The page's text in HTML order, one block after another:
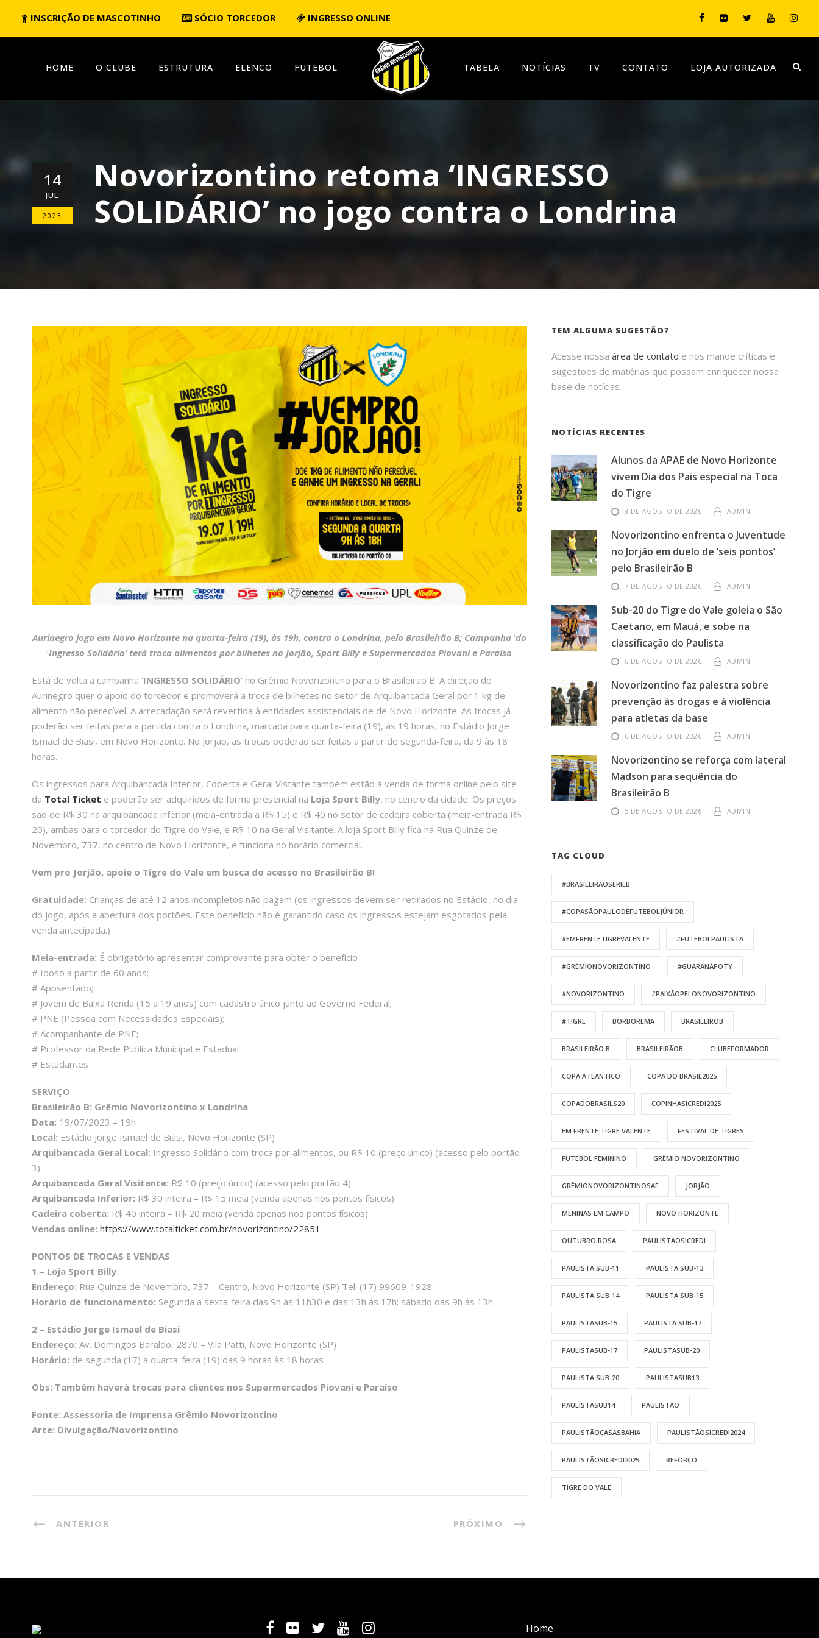
INSCRIÇÃO DE MASCOTINHO SÓCIO TORCEDOR INGRESSO ONLINE
HOME O CLUBE ESTRUTURA ELENCO FUTEBOL TABELA NOTÍCIAS TV CONTATO LOJA AUTORIZADA
14
JUL
2023
Novorizontino retoma ‘INGRESSO
SOLIDÁRIO’ no jogo contra o Londrina
Aurinegro joga em Novo Horizonte na quarta-feira (19), às 19h, contra o Londrina, pelo Brasileirão B; Campanha‘do
‘Ingresso Solidário’ terá troca alimentos por bilhetes no Jorjão, Sport Billy e Supermercados Piovani e Paraíso
Está de volta a campanha ‘INGRESSO SOLIDÁRIO’ no Grêmio Novorizontino para o Brasileirão B. A direção do
Aurinegro quer o apoio do torcedor e promoverá a troca de bilhetes no setor de Arquibancada Geral por 1 kg de
alimento não perecível. A arrecadação será revertida à entidades assistenciais de de Novo Horizonte. As trocas já
poderão ser feitas para a partida contra o Londrina, marcada para quarta-feira (19), às 19 horas, no Estádio Jorge
Ismael de Biasi, em Novo Horizonte. No Jorjão, as trocas poderão ser feitas a partir de segunda-feira, da 9 às 18
horas.
Os ingressos para Arquibancada Inferior, Coberta e Geral Vistante também estão à venda de forma online pelo site
da Total Ticket e poderão ser adquiridos de forma presencial na Loja Sport Billy, no centro da cidade. Os preços
são de R$ 30 na arquibancada inferior (meia-entrada a R$ 15) e R$ 40 no setor de cadeira coberta (meia-entrada R$
20), ambas para o torcedor do Tigre do Vale, e R$ 10 na Geral Visitante. A loja Sport Billy fica na Rua Quinze de
Novembro, 737, no centro de Novo Horizonte, e funciona no horário comercial.
Vem pro Jorjão, apoie o Tigre do Vale em busca do acesso no Brasileirão B!
Gratuidade: Crianças de até 12 anos incompletos não pagam (os ingressos devem ser retirados no Estádio, no dia
do jogo, após a abertura dos portões. Este benefício não é garantido caso os ingressos estejam esgotados pela
venda antecipada.)
Meia-entrada: É obrigatório apresentar comprovante para obter o benefício
# Idoso a partir de 60 anos;
# Aposentado;
# Jovem de Baixa Renda (15 a 19 anos) com cadastro único junto ao Governo Federal;
# PNE (Pessoa com Necessidades Especiais);
# Acompanhante de PNE;
# Professor da Rede Pública Municipal e Estadual
# Estudantes
SERVIÇO
Brasileirão B: Grêmio Novorizontino x Londrina
Data: 19/07/2023 – 19h
Local: Estádio Jorge Ismael de Biasi, Novo Horizonte (SP)
Arquibancada Geral Local: Ingresso Solidário com troca por alimentos, ou R$ 10 (preço único) (acesso pelo portão
3)
Arquibancada Geral Visitante: R$ 10 (preço único) (acesso pelo portão 4)
Arquibancada Inferior: R$ 30 inteira – R$ 15 meia (venda apenas nos pontos físicos)
Cadeira coberta: R$ 40 inteira – R$ 20 meia (venda apenas nos pontos físicos)
Vendas online: https://www.totalticket.com.br/novorizontino/22851
PONTOS DE TROCAS E VENDAS
1 – Loja Sport Billy
Endereço: Rua Quinze de Novembro, 737 – Centro, Novo Horizonte (SP) Tel: (17) 99609-1928
Horário de funcionamento: Segunda a sexta-feira das 9h às 11h30 e das 13h às 17h; sábado das 9h às 13h
2 – Estádio Jorge Ismael de Biasi
Endereço: Av. Domingos Baraldo, 2870 – Vila Patti, Novo Horizonte (SP)
Horário: de segunda (17) a quarta-feira (19) das 9 horas às 18 horas
Obs: Também haverá trocas para clientes nos Supermercados Piovani e Paraíso
Fonte: Assessoria de Imprensa Grêmio Novorizontino
Arte: Divulgação/Novorizontino
ANTERIOR PRÓXIMO
TEM ALGUMA SUGESTÃO?
Acesse nossaárea de contato e nos mande críticas e
sugestões de matérias que possam enriquecer nossa
base de notícias.
NOTÍCIAS RECENTES
Alunos da APAE de Novo Horizonte
vivem Dia dos Pais especial na Toca
do Tigre
8 DE AGOSTO DE 2026 ADMIN
Novorizontino enfrenta o Juventude
no Jorjão em duelo de ‘seis pontos’
pelo Brasileirão B
7 DE AGOSTO DE 2026 ADMIN
Sub-20 do Tigre do Vale goleia o São
Caetano, em Mauá, e sobe na
classificação do Paulista
6 DE AGOSTO DE 2026 ADMIN
Novorizontino faz palestra sobre
prevenção às drogas e à violência
para atletas da base
6 DE AGOSTO DE 2026 ADMIN
Novorizontino se reforça com lateral
Madson para sequência do
Brasileirão B
5 DE AGOSTO DE 2026 ADMIN
TAG CLOUD
#BRASILEIRÃOSÉRIEB
#COPASÃOPAULODEFUTEBOLJÚNIOR
#EMFRENTETIGREVALENTE #FUTEBOLPAULISTA
#GRÊMIONOVORIZONTINO #GUARANÁPOTY
#NOVORIZONTINO #PAIXÃOPELONOVORIZONTINO
#TIGRE BORBOREMA BRASILEIROB
BRASILEIRÃO B BRASILEIRÃOB CLUBEFORMADOR
COPA ATLANTICO COPA DO BRASIL2025
COPADOBRASILS20 COPINHASICREDI2025
EM FRENTE TIGRE VALENTE FESTIVAL DE TIGRES
FUTEBOL FEMININO GRÊMIO NOVORIZONTINO
GRÊMIONOVORIZONTINOSAF JORJÃO
MENINAS EM CAMPO NOVO HORIZONTE
OUTUBRO ROSA PAULISTAOSICREDI
PAULISTA SUB-11 PAULISTA SUB-13
PAULISTA SUB-14 PAULISTA SUB-15
PAULISTASUB-15 PAULISTA SUB-17
PAULISTASUB-17 PAULISTASUB-20
PAULISTA SUB-20 PAULISTASUB13
PAULISTASUB14 PAULISTÃO
PAULISTÃOCASASBAHIA PAULISTÃOSICREDI2024
PAULISTÃOSICREDI2025 REFORÇO
TIGRE DO VALE
Home